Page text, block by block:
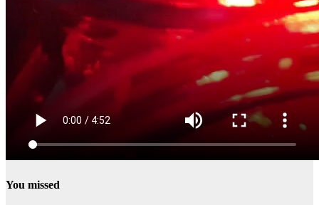
You missed